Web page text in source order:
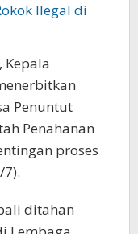
Ilegal di
Kepala
Penuntut
Penahanan
proses
ditahan